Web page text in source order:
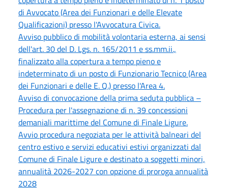
di Avvocato (Area dei Funzionari e delle Elevate
Qualificazioni) presso l'Avvocatura Civica.
Avviso pubblico di mobilità volontaria esterna, ai sensi
dell'art. 30 del D. Lgs. n. 165/2011 e ss.mm.ii.,
finalizzato alla copertura a tempo pieno e
indeterminato di un posto di Funzionario Tecnico (Area
dei Funzionari e delle E. Q.) presso l'Area 4.
Avviso di convocazione della prima seduta pubblica –
Procedura per l'assegnazione di n. 39 concessioni
demaniali marittime del Comune di Finale Ligure.
Avvio procedura negoziata per le attività balneari del
centro estivo e servizi educativi estivi organizzati dal
Comune di Finale Ligure e destinato a soggetti minori,
annualità 2026-2027 con opzione di proroga annualità
2028